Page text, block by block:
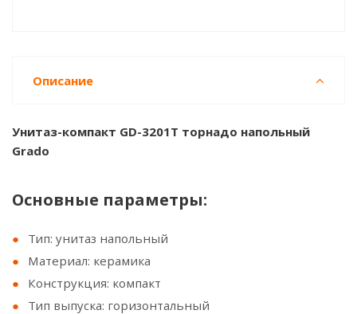
Описание
Унитаз-компакт GD-3201T торнадо напольный
Grado
Основные параметры:
Тип: унитаз напольный
Материал: керамика
Конструкция: компакт
Тип выпуска: горизонтальный